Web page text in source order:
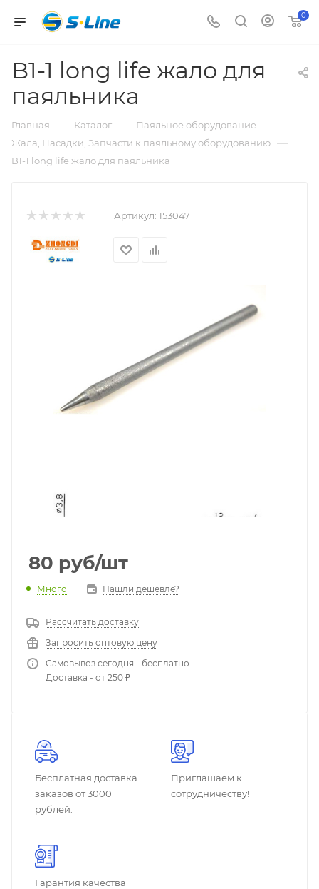
0
B1-1 long life жало для
паяльника
Главная — Каталог — Паяльное оборудование —
Жала, Насадки, Запчасти к паяльному оборудованию —
B1-1 long life жало для паяльника
Артикул: 153047
80 руб/шт
Много Нашли дешевле?
Рассчитать доставку
Запросить оптовую цену
Самовывоз сегодня - бесплатно
Доставка - от 250 ₽
Бесплатная доставка
заказов от 3000
рублей.
Приглашаем к
сотрудничеству!
Гарантия качества